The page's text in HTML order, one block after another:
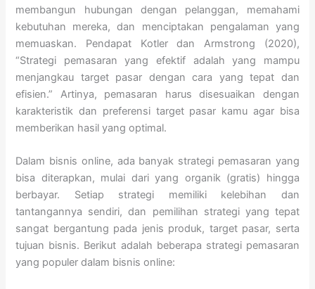
membangun hubungan dengan pelanggan, memahami
kebutuhan mereka, dan menciptakan pengalaman yang
memuaskan. Pendapat Kotler dan Armstrong (2020),
“Strategi pemasaran yang efektif adalah yang mampu
menjangkau target pasar dengan cara yang tepat dan
efisien.” Artinya, pemasaran harus disesuaikan dengan
karakteristik dan preferensi target pasar kamu agar bisa
memberikan hasil yang optimal.
Dalam bisnis online, ada banyak strategi pemasaran yang
bisa diterapkan, mulai dari yang organik (gratis) hingga
berbayar. Setiap strategi memiliki kelebihan dan
tantangannya sendiri, dan pemilihan strategi yang tepat
sangat bergantung pada jenis produk, target pasar, serta
tujuan bisnis. Berikut adalah beberapa strategi pemasaran
yang populer dalam bisnis online: